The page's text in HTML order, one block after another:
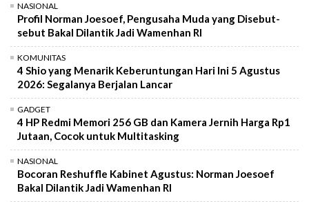
NASIONAL
Profil Norman Joesoef, Pengusaha Muda yang Disebut-
sebut Bakal Dilantik Jadi Wamenhan RI
KOMUNITAS
4 Shio yang Menarik Keberuntungan Hari Ini 5 Agustus
2026: Segalanya Berjalan Lancar
GADGET
4 HP Redmi Memori 256 GB dan Kamera Jernih Harga Rp1
Jutaan, Cocok untuk Multitasking
NASIONAL
Bocoran Reshuffle Kabinet Agustus: Norman Joesoef
Bakal Dilantik Jadi Wamenhan RI